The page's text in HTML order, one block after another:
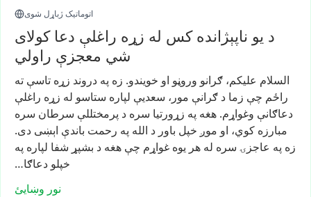
اتوماتیک ژباړل شوی
د یو ناپېژانده کس له زړه راغلې دعا کولای
شي معجزې راولي
السلام علیکم، ګرانو وروڼو او خویندو. زه په دروند زړه تاسې ته
راځم چې زما د ګرانې مور، سعدیې لپاره ستاسو له زړه راغلې
دعاګانې وغواړم. هغه په زړورتیا سره د پرمختللې سرطان سره
مبارزه کوي، او موږ خپل باور د الله په رحمت باندې اېښی دی.
زه په عاجزۍ سره له هر یوه غواړم چې هغه د بشپړ شفا لپاره په
خپلو دعاګا…
نور وښایئ